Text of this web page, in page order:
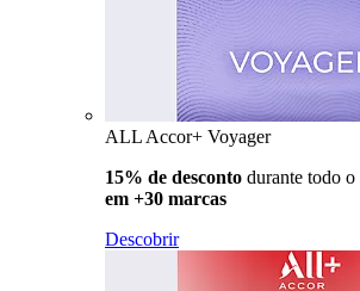
ALL Accor+ Voyager
15% de desconto durante todo o
em +30 marcas
Descobrir